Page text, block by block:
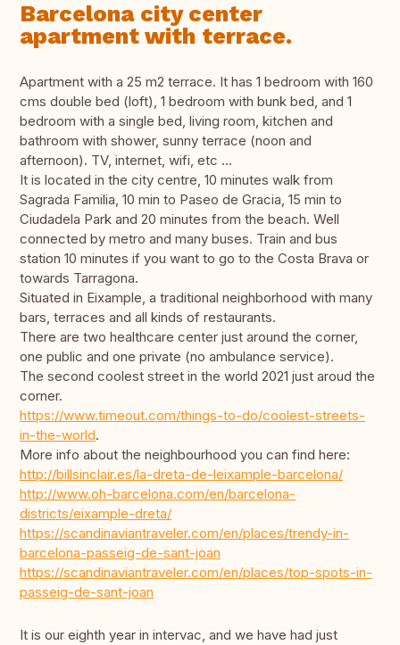
Barcelona city center
apartment with terrace.
Apartment with a 25 m2 terrace. It has 1 bedroom with 160
cms double bed (loft), 1 bedroom with bunk bed, and 1
bedroom with a single bed, living room, kitchen and
bathroom with shower, sunny terrace (noon and
afternoon). TV, internet, wifi, etc ...
It is located in the city centre, 10 minutes walk from
Sagrada Familia, 10 min to Paseo de Gracia, 15 min to
Ciudadela Park and 20 minutes from the beach. Well
connected by metro and many buses. Train and bus
station 10 minutes if you want to go to the Costa Brava or
towards Tarragona.
Situated in Eixample, a traditional neighborhood with many
bars, terraces and all kinds of restaurants.
There are two healthcare center just around the corner,
one public and one private (no ambulance service).
The second coolest street in the world 2021 just aroud the
corner.
https://www.timeout.com/things-to-do/coolest-streets-
in-the-world.
More info about the neighbourhood you can find here:
http://billsinclair.es/la-dreta-de-leixample-barcelona/
http://www.oh-barcelona.com/en/barcelona-
districts/eixample-dreta/
https://scandinaviantraveler.com/en/places/trendy-in-
barcelona-passeig-de-sant-joan
https://scandinaviantraveler.com/en/places/top-spots-in-
passeig-de-sant-joan
It is our eighth year in intervac, and we have had just